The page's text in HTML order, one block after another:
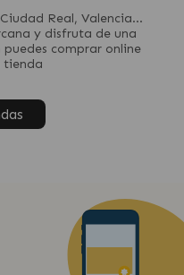
Real, Valencia...
y disfruta de una
puedes comprar online
tienda